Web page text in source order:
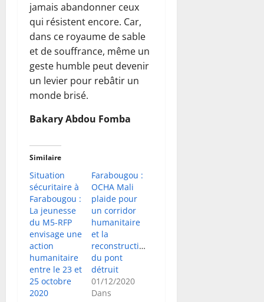
jamais abandonner ceux
qui résistent encore. Car,
dans ce royaume de sable
et de souffrance, même un
geste humble peut devenir
un levier pour rebâtir un
monde brisé.
Bakary Abdou Fomba
Similaire
Situation
sécuritaire à
Farabougou :
La jeunesse
du M5-RFP
envisage une
action
humanitaire
entre le 23 et
25 octobre
2020
Farabougou :
OCHA Mali
plaide pour
un corridor
humanitaire
et la
reconstruction
du pont
détruit
01/12/2020
Dans